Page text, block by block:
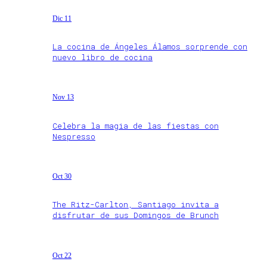
Dic 11
La cocina de Ángeles Álamos sorprende con
nuevo libro de cocina
Nov 13
Celebra la magia de las fiestas con
Nespresso
Oct 30
The Ritz-Carlton, Santiago invita a
disfrutar de sus Domingos de Brunch
Oct 22